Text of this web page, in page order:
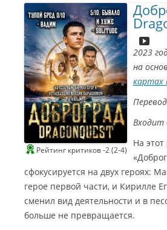
Рейтинг критиков -2 (2-4)
2023
на
картах
Входит
На
сфокусируется на двух героях:
герое первой части, и Кирилле
сменил вид деятельности и в
больше не превращается.